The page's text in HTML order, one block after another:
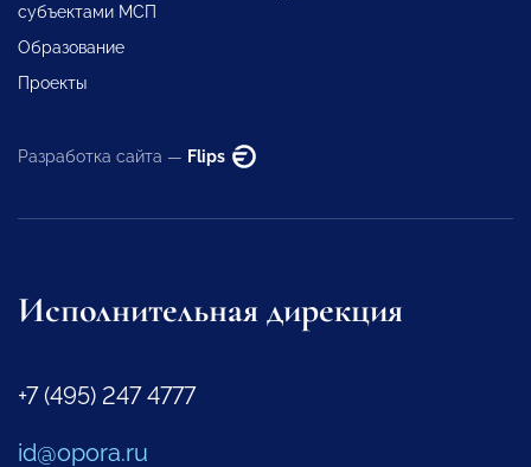
субъектами МСП
Образование
Проекты
Разработка сайта — Flips
Исполнительная дирекция
+7 (495) 247 4777
id@opora.ru